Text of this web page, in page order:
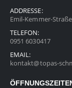
ADDRESSE:
Emil-Kemmer-
TELEFON:
0951 6030417
EMAIL:
kontakt@topas-